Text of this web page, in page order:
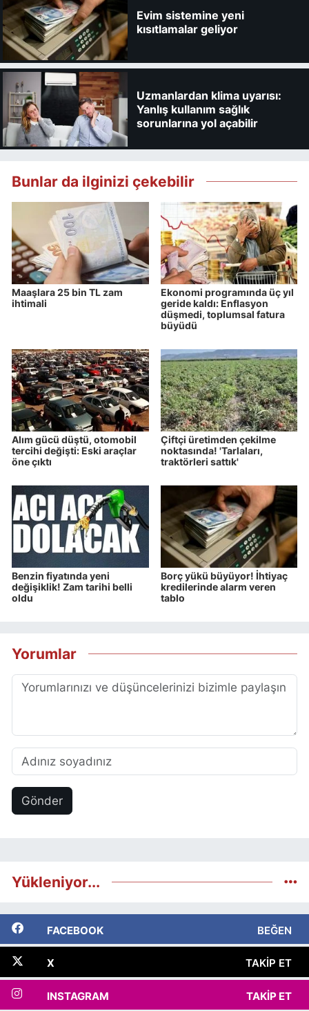
Evim sistemine yeni
kısıtlamalar geliyor
Uzmanlardan klima uyarısı:
Yanlış kullanım sağlık
sorunlarına yol açabilir
Bunlar da ilginizi çekebilir
Maaşlara 25 bin TL zam
ihtimali
Ekonomi programında üç yıl
geride kaldı: Enflasyon
düşmedi, toplumsal fatura
büyüdü
Alım gücü düştü, otomobil
tercihi değişti: Eski araçlar
öne çıktı
Çiftçi üretimden çekilme
noktasında! 'Tarlaları,
traktörleri sattık'
Benzin fiyatında yeni
değişiklik! Zam tarihi belli
oldu
Borç yükü büyüyor! İhtiyaç
kredilerinde alarm veren
tablo
Yorumlar
Gönder
Yükleniyor...
FACEBOOK BEĞEN
X TAKIP ET
INSTAGRAM TAKIP ET